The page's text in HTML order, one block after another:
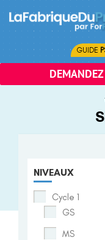
content
GUIDE
NIVEAUX
Cycle 1
GS
MS